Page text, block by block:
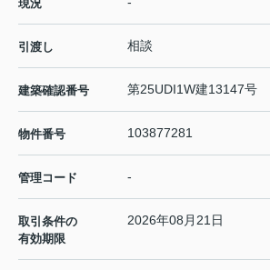
現況
引渡し 相談
建築確認番号 第25UDI1W建13147号
物件番号 103877281
管理コード -
取引条件の
有効期限
2026年08月21日